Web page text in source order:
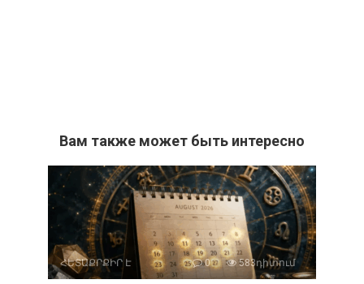
Вам также может быть интересно
ՀԵՏԱՔՐՔԻՐ Է 0 583դիտում